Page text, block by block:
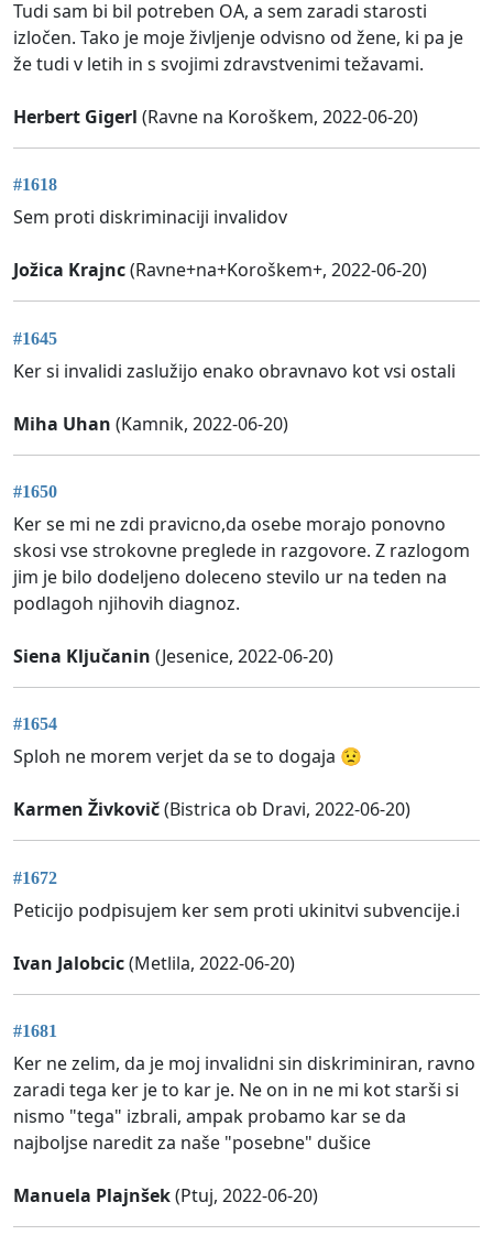
Tudi sam bi bil potreben OA, a sem zaradi starosti
izločen. Tako je moje življenje odvisno od žene, ki pa je
že tudi v letih in s svojimi zdravstvenimi težavami.
Herbert Gigerl (Ravne na Koroškem, 2022-06-20)
#1618
Sem proti diskriminaciji invalidov
Jožica Krajnc(Ravne+na+Koroškem+, 2022-06-20)
#1645
Ker si invalidi zaslužijo enako obravnavo kot vsi ostali
Miha Uhan (Kamnik, 2022-06-20)
#1650
Ker se mi ne zdi pravicno,da osebe morajo ponovno
skosi vse strokovne preglede in razgovore. Z razlogom
jim je bilo dodeljeno doleceno stevilo ur na teden na
podlagoh njihovih diagnoz.
Siena Ključanin (Jesenice, 2022-06-20)
#1654
Sploh ne morem verjet da se to dogaja 😟
Karmen Živkovič(Bistrica ob Dravi, 2022-06-20)
#1672
Peticijo podpisujem ker sem proti ukinitvi subvencije.i
Ivan Jalobcic(Metlila, 2022-06-20)
#1681
Ker ne zelim, da je moj invalidni sin diskriminiran, ravno
zaradi tega ker je to kar je. Ne on in ne mi kot starši si
nismo "tega" izbrali, ampak probamo kar se da
najboljse naredit za naše "posebne" dušice
Manuela Plajnšek(Ptuj, 2022-06-20)